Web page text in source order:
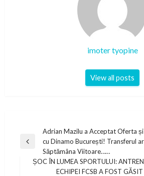
imoter tyopine
View all posts
navigation
Previous
Adrian Mazilu a Acceptat Oferta și
cu Dinamo București! Transferul
Săptămâna Viitoare……
ȘOC ÎN LUMEA SPORTULUI:
ECHIPEI FCSB A FOST